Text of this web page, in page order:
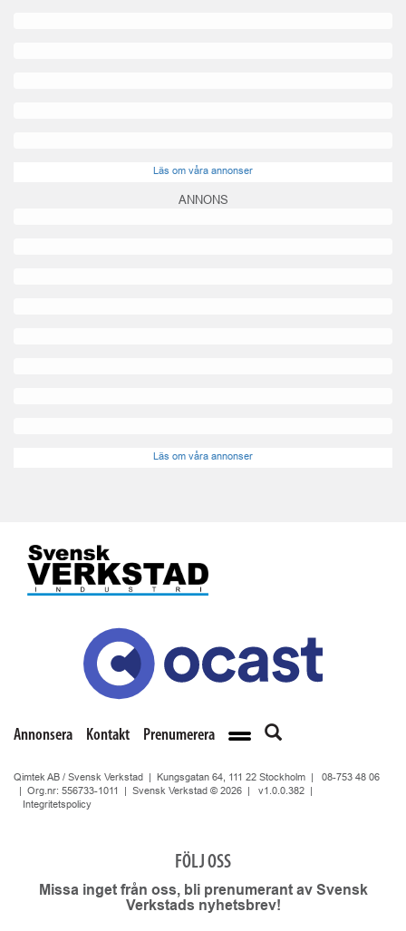
Läs om våra annonser
ANNONS
Läs om våra annonser
Annonsera Kontakt Prenumerera
Qimtek AB / Svensk Verkstad | Kungsgatan 64, 111 22 Stockholm | 08-753 48 06
| Org.nr: 556733-1011 | Svensk Verkstad © 2026 | v1.0.0.382
Integritetspolicy
FÖLJ OSS
Missa inget från oss, bli prenumerant av Svensk
Verkstads nyhetsbrev!